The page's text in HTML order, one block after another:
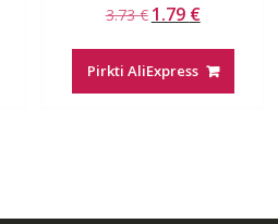
3.73€ Original
3.73 €.
1.79 €Current
1.79 €.
Pirkti AliExpress